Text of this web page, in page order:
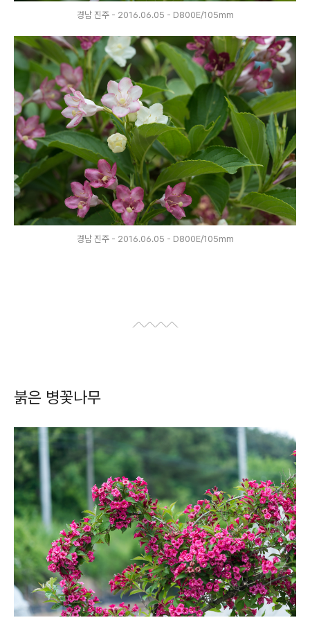
경남 진주 - 2016.06.05 - D800E/105mm
경남 진주 - 2016.06.05 - D800E/105mm
붉은 병꽃나무